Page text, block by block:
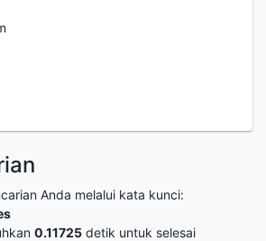
Anda melalui kata kunci:
0.11725 detik untuk selesai